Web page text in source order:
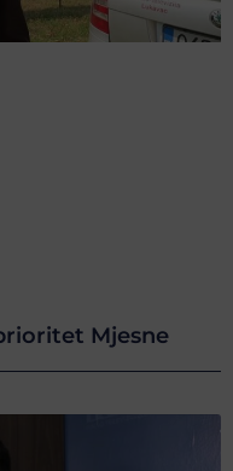
Mjesne